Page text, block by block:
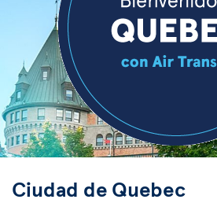
Ciudad de Quebec